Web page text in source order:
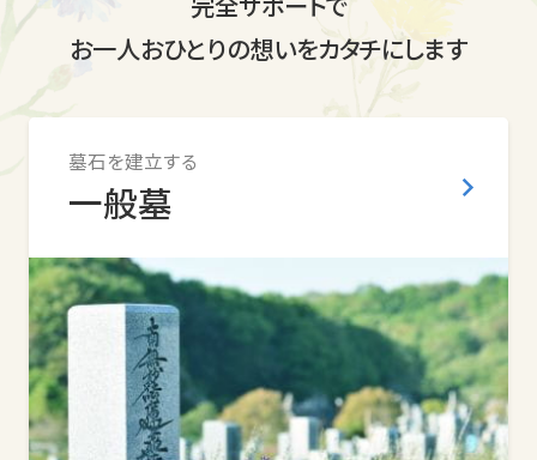
お一人おひとりの想いをカタチにします
墓石を建立する
一般墓